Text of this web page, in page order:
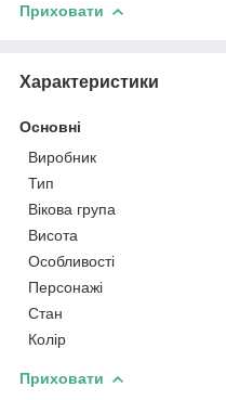
Приховати
Характеристики
Основні
Виробник
Тип
Вікова група
Висота
Особливості
Персонажі
Стан
Колір
Приховати